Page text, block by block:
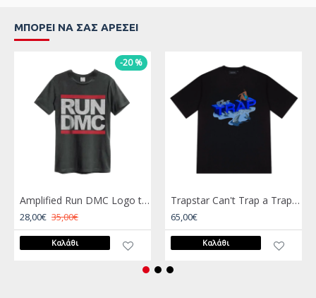
ΜΠΟΡΕΊ ΝΑ ΣΑΣ ΑΡΈΣΕΙ
-20 %
Amplified Run DMC Logo tee
28,00€ 35,00€
Καλάθι
Trapstar Can't Trap a Trapper Tee 2.0 Black Μαύρο
65,00€
Καλάθι